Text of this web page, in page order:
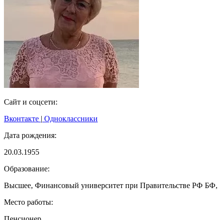
Сайт и соцсети:
Вконтакте | Одноклассники
Дата рождения:
20.03.1955
Образование:
Высшее, Финансовый университет при Правительстве РФ БФ,
Место работы: